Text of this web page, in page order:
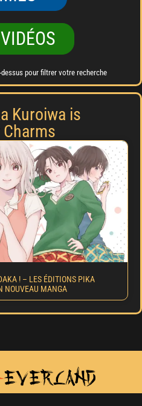
pour filtrer votre recherche
Kuroiwa is
! – LES ÉDITIONS PIKA
NOUVEAU MANGA